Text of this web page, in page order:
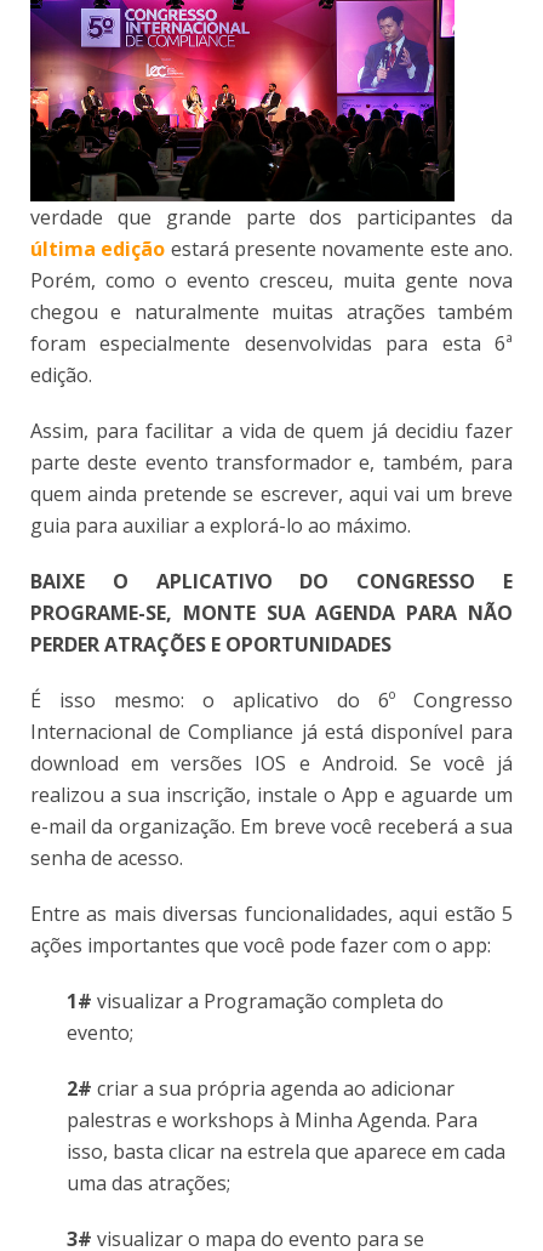
verdade que grande parte dos participantes da
última edição estará presente novamente este ano.
Porém, como o evento cresceu, muita gente nova
chegou e naturalmente muitas atrações também
foram especialmente desenvolvidas para esta 6ª
edição.
Assim, para facilitar a vida de quem já decidiu fazer
parte deste evento transformador e, também, para
quem ainda pretende se escrever, aqui vai um breve
guia para auxiliar a explorá-lo ao máximo.
BAIXE O APLICATIVO DO CONGRESSO E
PROGRAME-SE, MONTE SUA AGENDA PARA NÃO
PERDER ATRAÇÕES E OPORTUNIDADES
É isso mesmo: o aplicativo do 6º Congresso
Internacional de Compliance já está disponível para
download em versões IOS e Android. Se você já
realizou a sua inscrição, instale o App e aguarde um
e-mail da organização. Em breve você receberá a sua
senha de acesso.
Entre as mais diversas funcionalidades, aqui estão 5
ações importantes que você pode fazer com o app:
1# visualizar a Programação completa do
evento;
2# criar a sua própria agenda ao adicionar
palestras e workshops à Minha Agenda. Para
isso, basta clicar na estrela que aparece em cada
uma das atrações;
3# visualizar o mapa do evento para se